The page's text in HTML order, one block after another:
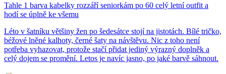
Tahle 1 barva kabelky rozzáří seniorkám po 60 celý letní outfit a
hodí se úplně ke všemu
Léto v šatníku většiny žen po šedesátce stojí na jistotách. Bílé tričko,
béžové lněné kalhoty, černé šaty na návštěvu. Nic z toho není
potřeba vyhazovat, protože stačí přidat jediný výrazný doplněk a
celý dojem se promění. Letos je navíc jasno, po jaké barvě sáhnout.